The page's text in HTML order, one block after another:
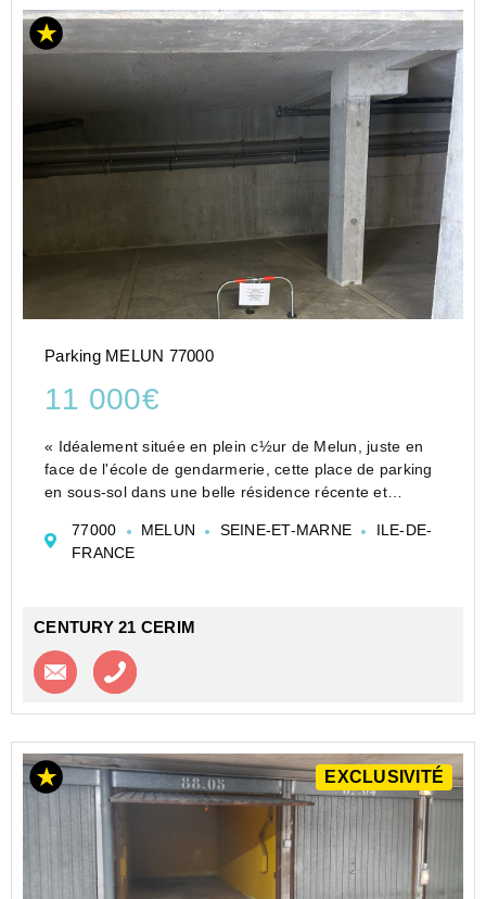
Parking MELUN 77000
11 000€
« Idéalement située en plein c½ur de Melun, juste en
face de l'école de gendarmerie, cette place de parking
en sous-sol dans une belle résidence récente et
juste à côté et vous ne savez jamais où ...
77000 MELUN SEINE-ET-MARNE
ILE-DE-
FRANCE
CENTURY 21 CERIM
Contacter l'agence
EXCLUSIVITÉ